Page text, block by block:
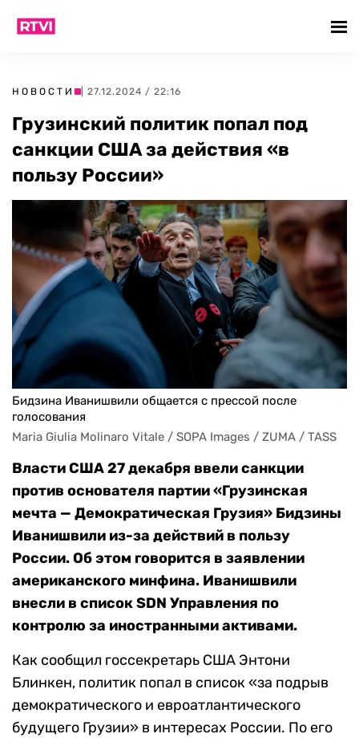
НОВОСТИ | 27.12.2024 / 22:16
Грузинский политик попал под
санкции США за действия «в
пользу России»
Бидзина Иванишвили общается с прессой после
голосования
Maria Giulia Molinaro Vitale / SOPA Images / ZUMA / TASS
Власти США 27 декабря ввели санкции
против основателя партии «Грузинская
мечта — Демократическая Грузия» Бидзины
Иванишвили из-за действий в пользу
России. Об этом говорится в заявлении
американского минфина. Иванишвили
внесли в список SDN Управления по
контролю за иностранными активами.
Как сообщил госсекретарь США Энтони
Блинкен, политик попал в список «за подрыв
демократического и евроатлантического
будущего Грузии» в интересах России. По его